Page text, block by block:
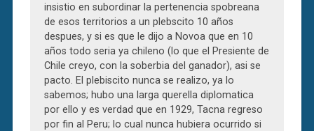
insistio en subordinar la pertenencia spobreana
de esos territorios a un plebscito 10 años
despues, y si es que le dijo a Novoa que en 10
años todo seria ya chileno (lo que el Presiente de
Chile creyo, con la soberbia del ganador), asi se
pacto. El plebiscito nunca se realizo, ya lo
sabemos; hubo una larga querella diplomatica
por ello y es verdad que en 1929, Tacna regreso
por fin al Peru; lo cual nunca hubiera ocurrido si